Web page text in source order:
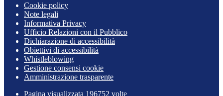
Cookie policy
Note legali
Informativa Privacy
Ufficio Relazioni con il Pubblico
Dichiarazione di accessibilità
Obiettivi di accessibilità
Whistleblowing
Gestione consensi cookie
Amministrazione trasparente
Pagina visualizzata 196752 volte